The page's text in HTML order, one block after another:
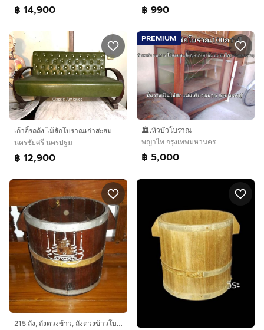
฿ 14,900 ฿ 990
เก้าอี้รถถัง ไม้สักโบราณเก่าสะสม
นครชัยศรี นครปฐม
฿ 12,900
PREMIUM
🏛.หัวบัวโบราณ
พญาไท กรุงเทพมหานคร
฿ 5,000
215 ถัง, ถังตวงข้าว, ถังตวงข้าวโบราณ